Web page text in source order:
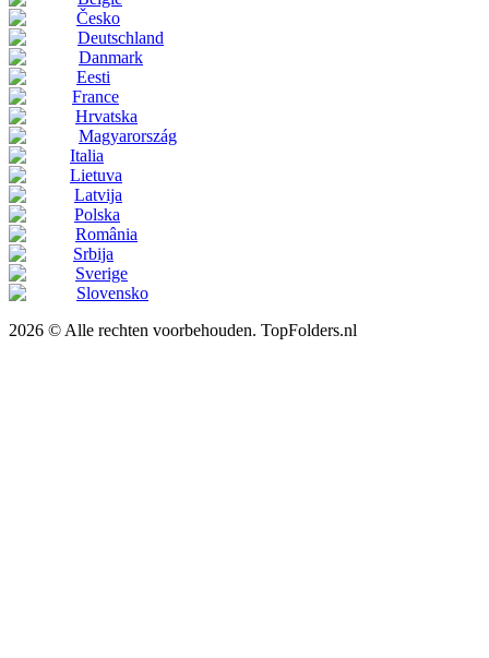
Česko
Deutschland
Danmark
Eesti
France
Hrvatska
Magyarország
Italia
Lietuva
Latvija
Polska
România
Srbija
Sverige
Slovensko
2026 © Alle rechten voorbehouden. TopFolders.nl